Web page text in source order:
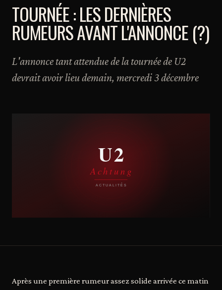
TOURNÉE : LES DERNIÈRES
RUMEURS AVANT L'ANNONCE (?)
L'annonce tant attendue de la tournée de U2
devrait avoir lieu demain, mercredi 3 décembre
Après une première rumeur assez solide arrivée ce matin